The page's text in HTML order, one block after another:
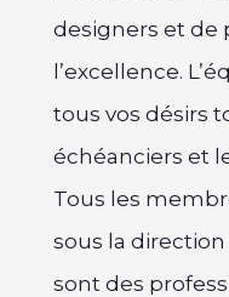
designers et de
l’excellence.
tous vos désirs
échéanciers et
Tous les
sous la
sont des